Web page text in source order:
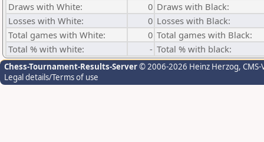
Draws with White:
0 Draws with Black:
Losses with White:
0 Losses with Black:
Total games with White:
0 Total games with Black:
Total % with white:
- Total % with black:
Chess-Tournament-Results-Server© 2006-2026 Heinz Herzog,
Legal details/Terms of use